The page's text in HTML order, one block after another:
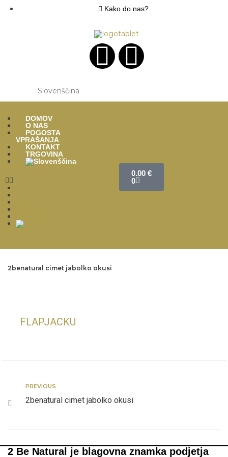
Kako do nas?
Slovenščina
DOMOV
O NAS
POGOSTA
VPRAŠANJA
KONTAKT
TRGOVINA
0.00 €
0
2benatural cimet jabolko okusi
FLAPJACKU
PREVIOUS
2benatural cimet jabolko okusi
2 Be Natural je blagovna znamka podjetja